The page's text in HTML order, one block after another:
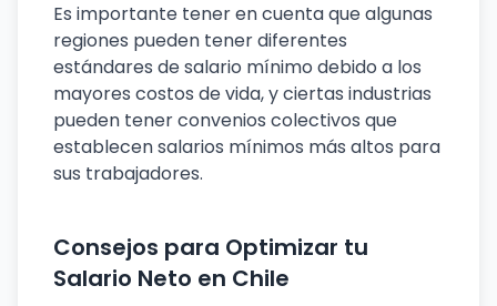
Es importante tener en cuenta que algunas
regiones pueden tener diferentes
estándares de salario mínimo debido a los
mayores costos de vida, y ciertas industrias
pueden tener convenios colectivos que
establecen salarios mínimos más altos para
sus trabajadores.
Consejos para Optimizar tu
Salario Neto en Chile